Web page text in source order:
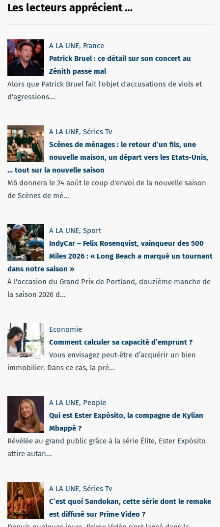
Les lecteurs apprécient …
A LA UNE, France
Patrick Bruel : ce détail sur son concert au
Zénith passe mal
Alors que Patrick Bruel fait l'objet d'accusations de viols et
d'agressions...
A LA UNE, Séries Tv
Scènes de ménages : le retour d’un fils, une
nouvelle maison, un départ vers les Etats-Unis,
… tout sur la nouvelle saison
M6 donnera le 24 août le coup d'envoi de la nouvelle saison
de Scènes de mé...
A LA UNE, Sport
IndyCar – Felix Rosenqvist, vainqueur des 500
Miles 2026 : « Long Beach a marqué un tournant
dans notre saison »
À l'occasion du Grand Prix de Portland, douzième manche de
la saison 2026 d...
Economie
Comment calculer sa capacité d’emprunt ?
Vous envisagez peut-être d’acquérir un bien
immobilier. Dans ce cas, la pré...
A LA UNE, People
Qui est Ester Expósito, la compagne de Kylian
Mbappé ?
Révélée au grand public grâce à la série Élite, Ester Expósito
attire autan...
A LA UNE, Séries Tv
C’est quoi Sandokan, cette série dont le remake
est diffusé sur Prime Video ?